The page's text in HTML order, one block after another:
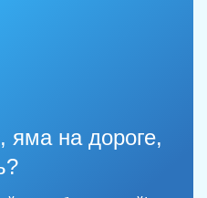
яма на дороге,